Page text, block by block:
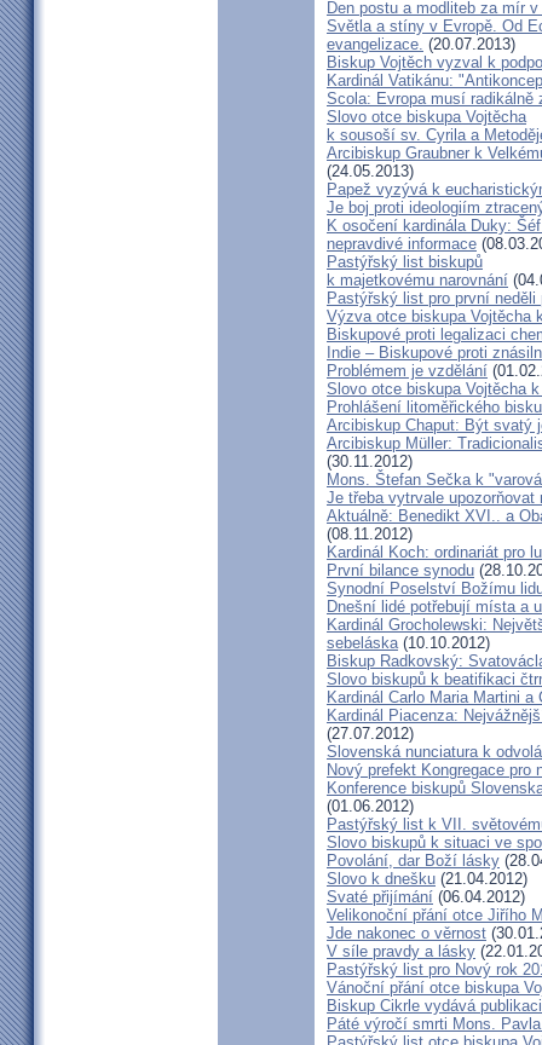
Den postu a modliteb za mír
Světla a stíny v Evropě. Od
evangelizace. (20.07.2013)
Biskup Vojtěch vyzval k
Kardinál Vatikánu:
Scola: Evropa musí
Slovo otce biskupa Vojtěcha
k sousoší sv. Cyrila a
Arcibiskup Graubner k
(24.05.2013)
Papež vyzývá k
Je boj proti ideologiím
K osočení kardinála Duky:
nepravdivé informace
Pastýřský list biskupů
k majetkovému narovnání
Pastýřský list pro první neděli
Výzva otce biskupa Vojtěcha
Biskupové proti legalizaci
Indie – Biskupové proti
Problémem je vzdělání
Slovo otce biskupa Vojtěcha
Prohlášení litoměřického
Arcibiskup Chaput: Být svatý
Arcibiskup Müller:
(30.11.2012)
Mons. Štefan Sečka k
Je třeba vytrvale
Aktuálně: Benedikt XVI.. a
(08.11.2012)
Kardinál Koch: ordinariát pro
První bilance synodu
Synodní Poselství Božímu
Dnešní lidé potřebují místa a
Kardinál Grocholewski:
sebeláska(10.10.2012)
Biskup Radkovský:
Slovo biskupů k beatifikaci
Kardinál Carlo Maria Martini
Kardinál Piacenza:
(27.07.2012)
Slovenská nunciatura k
Nový prefekt Kongregace pro
Konference biskupů
(01.06.2012)
Pastýřský list k VII.
Slovo biskupů k situaci ve
Povolání, dar Boží lásky
Slovo k dnešku (21.04.2012)
Svaté přijímání (06.04.2012)
Velikonoční přání otce Jiřího
Jde nakonec o věrnost
V síle pravdy a lásky
Pastýřský list pro Nový rok
Vánoční přání otce biskupa
Biskup Cikrle vydává
Páté výročí smrti Mons.